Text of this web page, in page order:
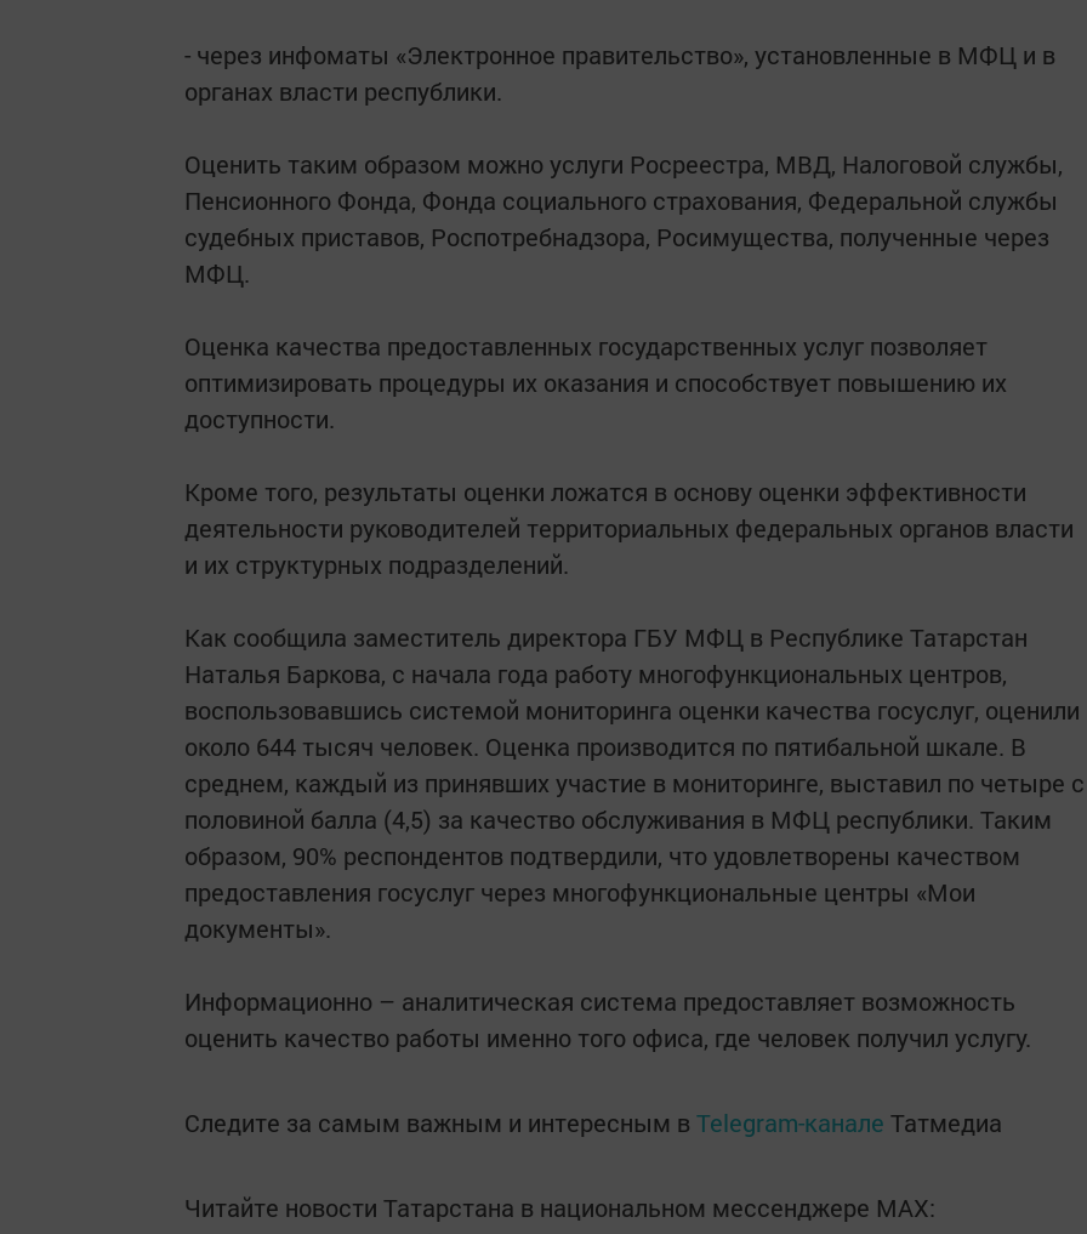
- через инфоматы «Электронное правительство», установленные в МФЦ и в
органах власти республики.
Оценить таким образом можно услуги Росреестра, МВД, Налоговой службы,
Пенсионного Фонда, Фонда социального страхования, Федеральной службы
судебных приставов, Роспотребнадзора, Росимущества, полученные через
МФЦ.
Оценка качества предоставленных государственных услуг позволяет
оптимизировать процедуры их оказания и способствует повышению их
доступности.
Кроме того, результаты оценки ложатся в основу оценки эффективности
деятельности руководителей территориальных федеральных органов власти
и их структурных подразделений.
Как сообщила заместитель директора ГБУ МФЦ в Республике Татарстан
Наталья Баркова, с начала года работу многофункциональных центров,
воспользовавшись системой мониторинга оценки качества госуслуг, оценили
около 644 тысяч человек. Оценка производится по пятибальной шкале. В
среднем, каждый из принявших участие в мониторинге, выставил по четыре с
половиной балла (4,5) за качество обслуживания в МФЦ республики. Таким
образом, 90% респондентов подтвердили, что удовлетворены качеством
предоставления госуслуг через многофункциональные центры «Мои
документы».
Информационно – аналитическая система предоставляет возможность
оценить качество работы именно того офиса, где человек получил услугу.
Следите за самым важным и интересным в Telegram-канале Татмедиа
Читайте новости Татарстана в национальном мессенджере MАХ: